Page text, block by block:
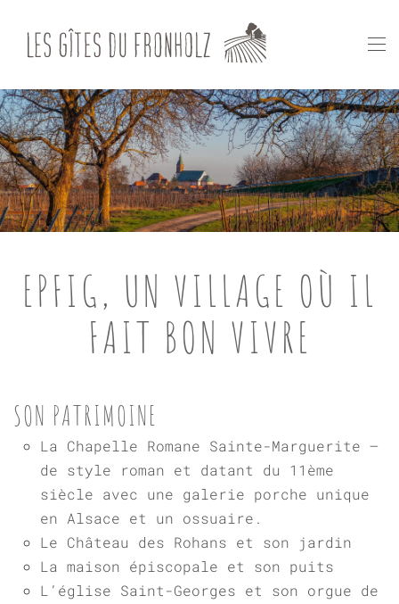
Skip to main content
EPFIG, UN VILLAGE OÙ IL
FAIT BON VIVRE
SON PATRIMOINE
La Chapelle Romane Sainte-Marguerite –
de style roman et datant du 11ème
siècle avec une galerie porche unique
en Alsace et un ossuaire.
Le Château des Rohans et son jardin
La maison épiscopale et son puits
L’église Saint-Georges et son orgue de